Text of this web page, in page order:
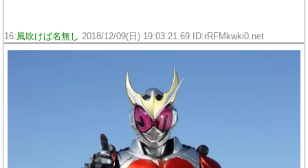
16:風吹けば名無し 2018/12/09(日) 19:03:21.69 ID:rRFMkwki0.net